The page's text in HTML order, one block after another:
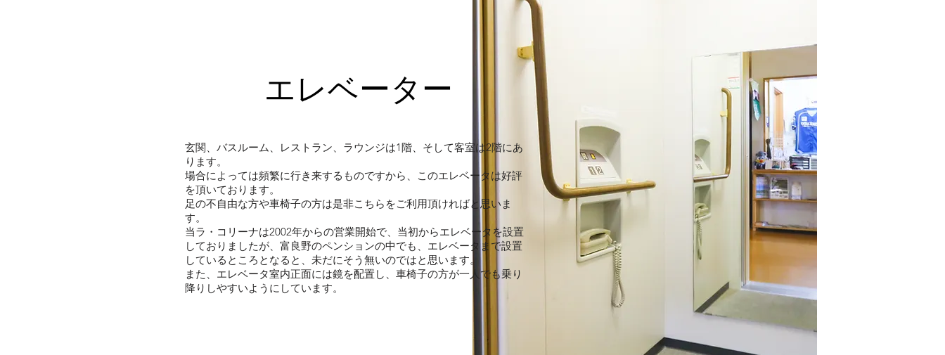
エレベーター
玄関、バスルーム、レストラン、ラウンジは1階、そして客室は2階にあ
ります。
場合によっては頻繁に行き来するものですから、このエレベータは好評
を頂いております。
足の不自由な方や車椅子の方は是非こちらをご利用頂ければと思いま
す。
当ラ・コリーナは2002年からの営業開始で、当初からエレベータを設置
しておりましたが、富良野のペンションの中でも、エレベータまで設置
しているところとなると、未だにそう無いのではと思います。
また、エレベータ室内正面には鏡を配置し、車椅子の方が一人でも乗り
降りしやすいようにしています。